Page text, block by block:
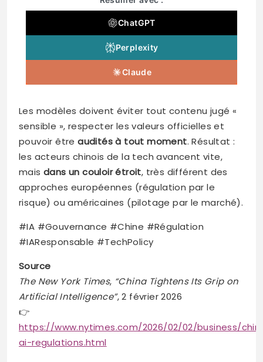
ChatGPT
Perplexity
Claude
Les modèles doivent éviter tout contenu jugé «
sensible », respecter les valeurs officielles et
pouvoir êtreaudités à tout moment. Résultat :
les acteurs chinois de la tech avancent vite,
mais dans un couloir étroit, très différent des
approches européennes (régulation par le
risque) ou américaines (pilotage par le marché).
#IA #Gouvernance #Chine #Régulation
#IAResponsable #TechPolicy
Source
The New York Times, “China Tightens Its Grip on
Artificial Intelligence”, 2 février 2026
👉
https://www.nytimes.com/2026/02/02/business/
ai-regulations.html